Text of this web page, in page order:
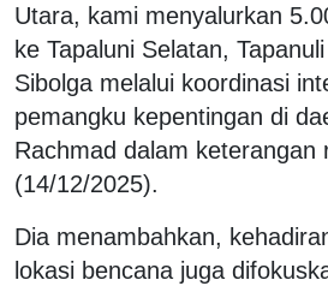
Utara, kami menyalurkan
ke Tapaluni Selatan,
Sibolga melalui koordinasi
pemangku kepentingan di
Rachmad dalam keterangan
(14/12/2025).
Dia menambahkan,
lokasi bencana juga